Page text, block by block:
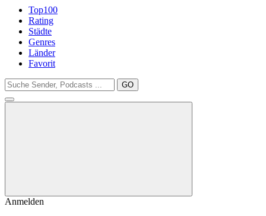
Top100
Rating
Städte
Genres
Länder
Favorit
GO
Anmelden